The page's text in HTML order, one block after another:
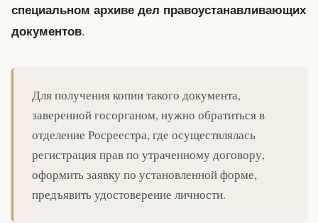
специальном архиве дел правоустанавливающих
документов.
Для получения копии такого документа,
заверенной госорганом, нужно обратиться в
отделение Росреестра, где осуществлялась
регистрация прав по утраченному договору,
оформить заявку по установленной форме,
предъявить удостоверение личности.